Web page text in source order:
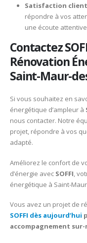
Satisfaction client
répondre à vos
une écoute
Contactez
Rénovation
Saint-Maur-
Si vous souhaitez en
énergétique d’ampleur à
nous contacter. Notre
projet, répondre à vos
adapté.​
Améliorez le confort de
d’énergie avec SOFFI,
énergétique à Saint-
Vous avez un projet de
SOFFI dès aujourd’hui
accompagnement sur-